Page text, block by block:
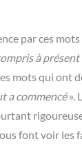
par ces mots
à
mots qui ont
a commencé».
font voir les